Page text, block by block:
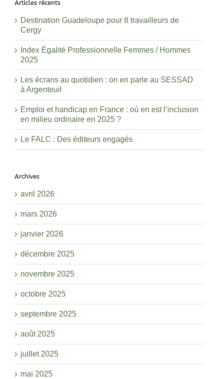
Articles récents
Destination Guadeloupe pour 8 travailleurs de
Cergy
Index Égalité Professionnelle Femmes / Hommes
2025
Les écrans au quotidien : on en parle au SESSAD
à Argenteuil
Emploi et handicap en France : où en est l’inclusion
en milieu ordinaire en 2025 ?
Le FALC : Des éditeurs engagés
Archives
avril 2026
mars 2026
janvier 2026
décembre 2025
novembre 2025
octobre 2025
septembre 2025
août 2025
juillet 2025
mai 2025